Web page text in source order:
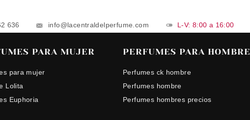
636 info@lacentraldelperfume.com L-V: 8:00 a 16:00
PARA MUJER
para mujer
Lolita
Euphoria
PERFUMES PARA HOMBRE
Perfumes ck hombre
Perfumes hombre
Perfumes hombres precios